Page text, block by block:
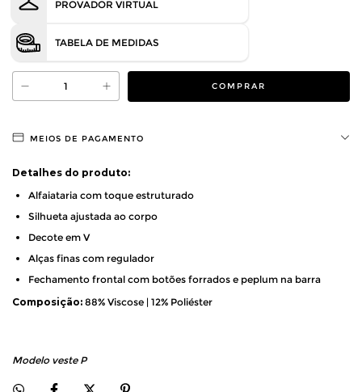
PROVADOR VIRTUAL
TABELA DE MEDIDAS
MEIOS DE PAGAMENTO
Detalhes do produto:
Alfaiataria com toque estruturado
Silhueta ajustada ao corpo
Decote em V
Alças finas com regulador
Fechamento frontal com botões forrados e peplum na barra
Composição: 88% Viscose | 12% Poliéster
Modelo veste P